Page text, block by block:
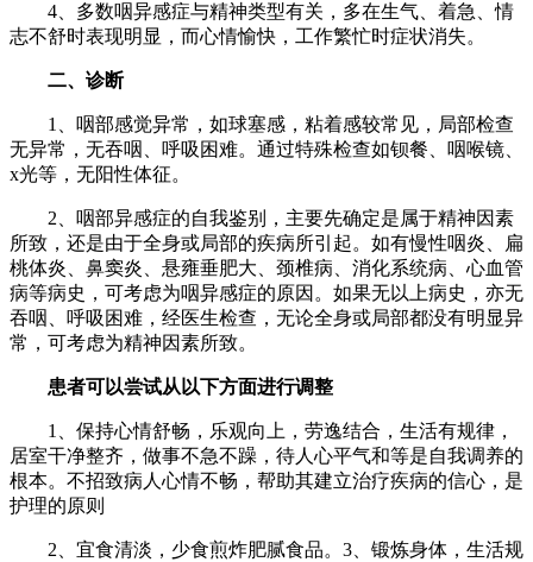
4、多数咽异感症与精神类型有关，多在生气、着急、情
志不舒时表现明显，而心情愉快，工作繁忙时症状消失。
二、诊断
1、咽部感觉异常，如球塞感，粘着感较常见，局部检查
无异常，无吞咽、呼吸困难。通过特殊检查如钡餐、咽喉镜、
x光等，无阳性体征。
2、咽部异感症的自我鉴别，主要先确定是属于精神因素
所致，还是由于全身或局部的疾病所引起。如有慢性咽炎、扁
桃体炎、鼻窦炎、悬雍垂肥大、颈椎病、消化系统病、心血管
病等病史，可考虑为咽异感症的原因。如果无以上病史，亦无
吞咽、呼吸困难，经医生检查，无论全身或局部都没有明显异
常，可考虑为精神因素所致。
患者可以尝试从以下方面进行调整
1、保持心情舒畅，乐观向上，劳逸结合，生活有规律，
居室干净整齐，做事不急不躁，待人心平气和等是自我调养的
根本。不招致病人心情不畅，帮助其建立治疗疾病的信心，是
护理的原则
2、宜食清淡，少食煎炸肥腻食品。3、锻炼身体，生活规